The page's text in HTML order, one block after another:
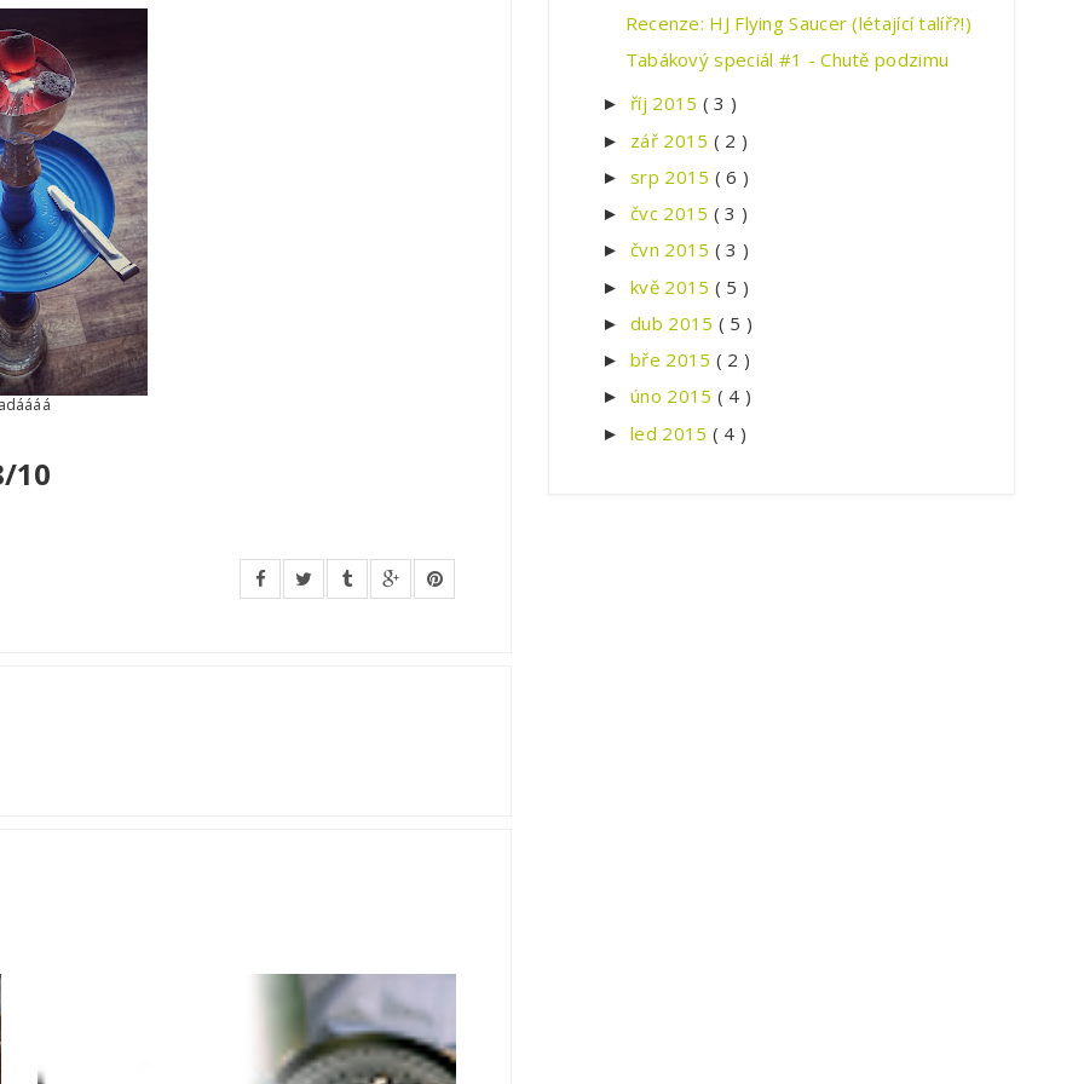
10
Recenze: HJ Flying Saucer (létající talíř?!)
Tabákový speciál #1 - Chutě podzimu
► říj 2015 ( 3 )
► zář 2015 ( 2 )
►srp 2015 ( 6 )
►čvc 2015 ( 3 )
►čvn 2015 ( 3 )
►kvě 2015 ( 5 )
►dub 2015 ( 5 )
►bře 2015 ( 2 )
►úno 2015 ( 4 )
►led 2015 ( 4 )